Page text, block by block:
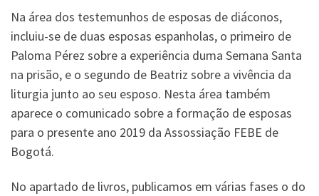
Na área dos testemunhos de esposas de diáconos,
incluiu-se de duas esposas espanholas, o primeiro de
Paloma Pérez sobre a experiência duma Semana Santa
na prisão, e o segundo de Beatriz sobre a vivência da
liturgia junto ao seu esposo. Nesta área também
aparece o comunicado sobre a formação de esposas
para o presente ano 2019 da Assossiação FEBE de
Bogotá.
No apartado de livros, publicamos em várias fases o do